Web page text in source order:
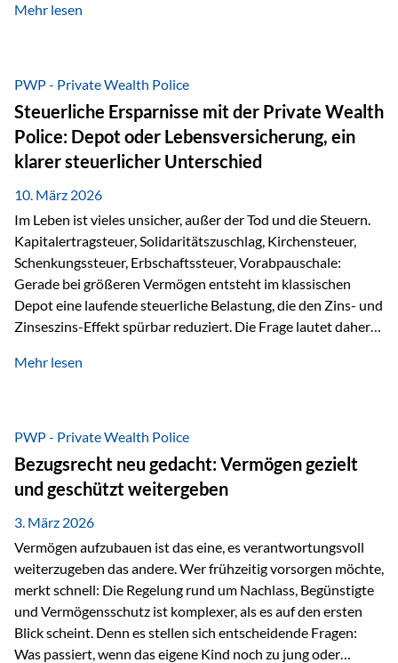
Personen transparent zu dokumentieren. Seit der
Stunden pro Jahr für vertrieblich tätige Personen in der
Versicherungsbranche. Über die Weiterbildungsdatenbank
von „gut beraten“ können absolvierte Bildungsmaßnahmen
zentral erfasst und dokumentiert werden. „gut beraten“
zertifiziert Als zertifizierter Bildungsanbieter können unsere
Webinare nun für die…
Mehr lesen
PWP - Private Wealth Police
Steuerliche Ersparnisse mit der Private Wealth
Police: Depot oder Lebensversicherung, ein
klarer steuerlicher Unterschied
10. März 2026
Im Leben ist vieles unsicher, außer der Tod und die Steuern.
Kapitalertragsteuer, Solidaritätszuschlag, Kirchensteuer,
Schenkungssteuer, Erbschaftssteuer, Vorabpauschale:
Gerade bei größeren Vermögen entsteht im klassischen
Depot eine laufende steuerliche Belastung, die den Zins- und
Zinseszins-Effekt spürbar reduziert. Die Frage lautet daher:
nicht laufend Kapital entziehen – sondern möglichst lange im
Privatdepot fallen an: Abgeltungssteuer Fondsbesteuerung
(Vorabpauschale, Teilfreistellung) Kein steuerlicher Abzug
der Vermögensverwaltungs-Gebühren /
Depotbankgebühren Jährliches Steuerreporting erforderlich
Zinsen, Dividenden und Kursgewinne werden laufend
besteuert.
Mehr lesen
PWP - Private Wealth Police
Bezugsrecht neu gedacht: Vermögen gezielt
und geschützt weitergeben
3. März 2026
Vermögen aufzubauen ist das eine, es verantwortungsvoll
weiterzugeben das andere. Wer frühzeitig vorsorgen möchte,
merkt schnell: Die Regelung rund um Nachlass, Begünstigte
und Vermögensschutz ist komplexer, als es auf den ersten
Blick scheint. Denn es stellen sich entscheidende Fragen:
Was passiert, wenn das eigene Kind noch zu jung oder